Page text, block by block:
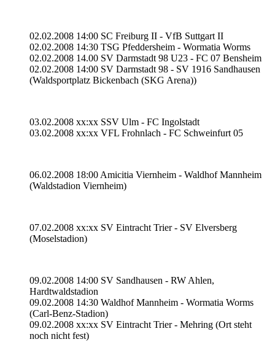
02.02.2008 14:00 SC Freiburg II - VfB Suttgart II
02.02.2008 14:30 TSG Pfeddersheim - Wormatia Worms
02.02.2008 14.00 SV Darmstadt 98 U23 - FC 07 Bensheim
02.02.2008 14:00 SV Darmstadt 98 - SV 1916 Sandhausen
(Waldsportplatz Bickenbach (SKG Arena))
03.02.2008 xx:xx SSV Ulm - FC Ingolstadt
03.02.2008 xx:xx VFL Frohnlach - FC Schweinfurt 05
06.02.2008 18:00 Amicitia Viernheim - Waldhof Mannheim
(Waldstadion Viernheim)
07.02.2008 xx:xx SV Eintracht Trier - SV Elversberg
(Moselstadion)
09.02.2008 14:00 SV Sandhausen - RW Ahlen,
Hardtwaldstadion
09.02.2008 14:30 Waldhof Mannheim - Wormatia Worms
(Carl-Benz-Stadion)
09.02.2008 xx:xx SV Eintracht Trier - Mehring (Ort steht
noch nicht fest)